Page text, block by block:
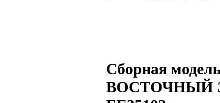
Сборная
ВОСТОЧНЫЙ